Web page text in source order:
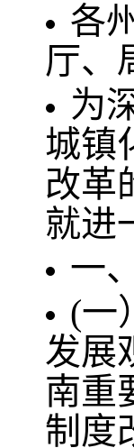
各
厅、
为
城镇
改革
就进
一
(一
发展
南重
制度